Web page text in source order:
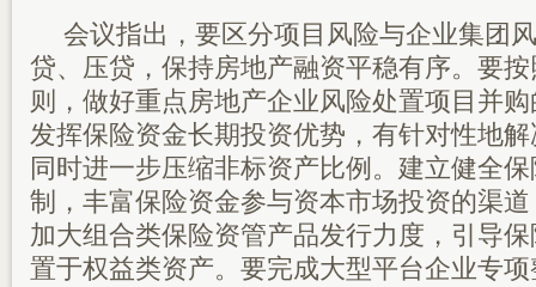
会议指出，要区分项目风险与企业集团
贷、压贷，保持房地产融资平稳有序。要
则，做好重点房地产企业风险处置项目并
发挥保险资金长期投资优势，有针对性地
同时进一步压缩非标资产比例。建立健全
制，丰富保险资金参与资本市场投资的渠
加大组合类保险资管产品发行力度，引导
置于权益类资产。要完成大型平台企业专